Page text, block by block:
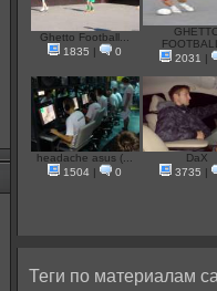
Ghetto Football...
1835
| 0
2031
|
headache asus (...
1504 | 0
DaX
3735
|
Теги по материалам